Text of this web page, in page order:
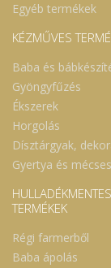
Egyéb termékek
KÉZMŰVES
Baba és
Gyöngyfűzés
Ékszerek
Horgolás
Dísztárgyak,
Gyertya és
HULLADÉKMENTES
TERMÉKEK
Régi farmerből
Baba ápolás